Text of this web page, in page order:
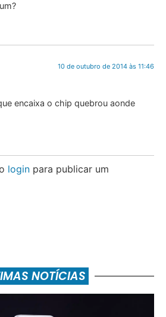
10 de outubro de 2014 às 11:46
encaixa o chip quebrou aonde
login para publicar um
NOTÍCIAS